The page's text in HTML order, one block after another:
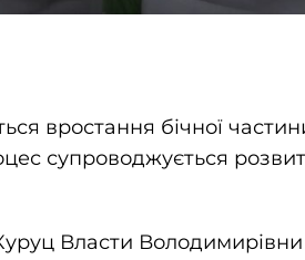
вростання бічної
супроводжується
Власти